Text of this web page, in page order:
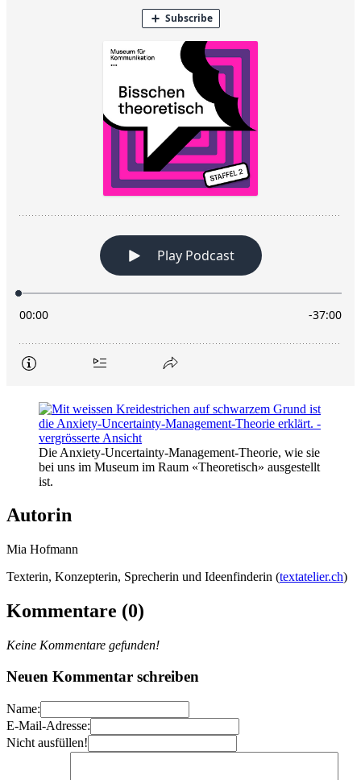
Die Anxiety-Uncertainty-Management-Theorie, wie sie
bei uns im Museum im Raum «Theoretisch» ausgestellt
ist.
Autorin
Mia Hofmann
Texterin, Konzepterin, Sprecherin und Ideenfinderin (textatelier.ch)
Kommentare (0)
Keine Kommentare gefunden!
Neuen Kommentar schreiben
Name:
E-Mail-Adresse:
Nicht ausfüllen!